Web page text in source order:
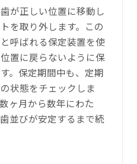
が正しい位置に移動し
を取り外します。この
呼ばれる保定装置を使
置に戻らないように保
。保定期間中も、定期
状態をチェックしま
ヶ月から数年にわた
並びが安定するまで続